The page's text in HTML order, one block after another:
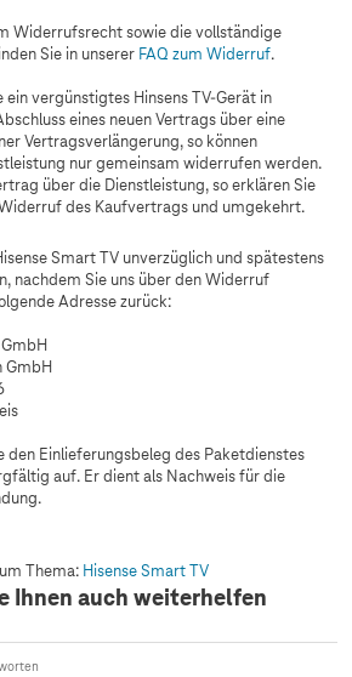
Widerrufsrecht sowie die vollständige
Sie in unserer FAQ zum Widerruf.
ein vergünstigtes Hinsens TV-Gerät in
eines neuen Vertrags über eine
Vertragsverlängerung, so können
nur gemeinsam widerrufen werden.
über die Dienstleistung, so erklären Sie
des Kaufvertrags und umgekehrt.
Smart TV unverzüglich und spätestens
nachdem Sie uns über den Widerruf
Adresse zurück:
GmbH
den Einlieferungsbeleg des Paketdienstes
auf. Er dient als Nachweis für die
Thema: Hisense Smart TV
Ihnen auch weiterhelfen